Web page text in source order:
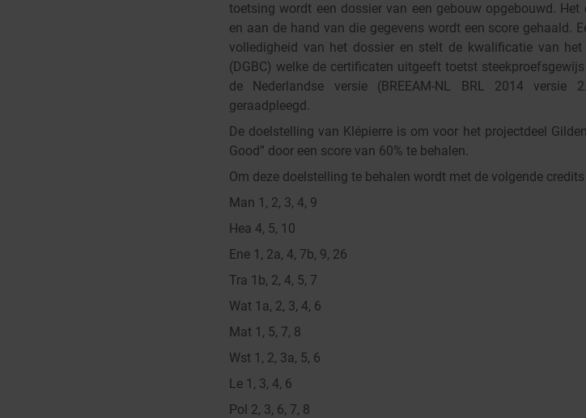
toetsing wordt een dossier van een gebouw opgebouwd.
en aan de hand van die gegevens wordt een score gehaald.
volledigheid van het dossier en stelt de kwalificatie van
(DGBC) welke de certificaten uitgeeft toetst
de Nederlandse versie (BREEAM-NL BRL 2014 versie
geraadpleegd.
De doelstelling van Klépierre is om voor het projectdeel
Good” door een score van 60% te behalen.
Om deze doelstelling te behalen wordt met de volgende
Man 1, 2, 3, 4, 9
Hea 4, 5, 10
Ene 1, 2a, 4, 7b, 9, 26
Tra 1b, 2, 4, 5, 7
Wat 1a, 2, 3, 4, 6
Mat 1, 5, 7, 8
Wst 1, 2, 3a, 5, 6
Le 1, 3, 4, 6
Pol 2, 3, 6, 7, 8